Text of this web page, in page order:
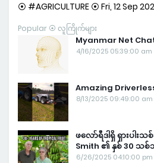
⦿ #AGRICULTURE ⦿ Fri, 12 Sep
Popular ⦿ လူကြိုက်များ
Myanmar Net
4/16/2025 05:39:00 am
Amazing
8/13/2025 09:49:00 am
ဖလော်ရီဒါရှိ ရှားပါး
Smith ၏ နှစ် 30 သ
6/26/2025 04:10:00 pm